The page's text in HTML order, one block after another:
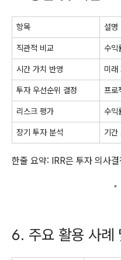
항목 설명
직관적 비교 수익
시간 가치 반영 미래
투자 우선순위 결정 프로
리스크 평가 수익
장기 투자 분석 기간
한줄 요약: IRR은 투자 의사
6. 주요 활용 사례